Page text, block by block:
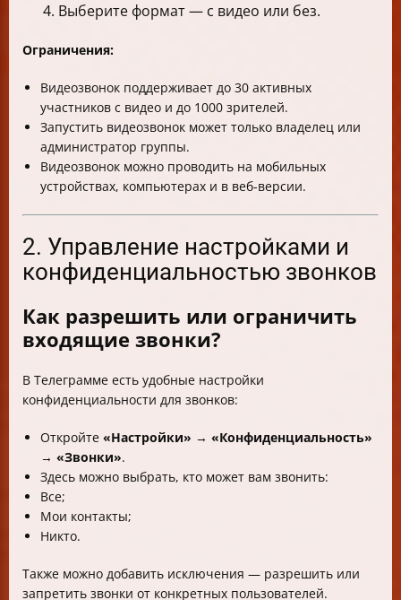
Выберите формат — с видео или без.
Ограничения:
Видеозвонок поддерживает до 30 активных
участников с видео и до 1000 зрителей.
Запустить видеозвонок может только владелец или
администратор группы.
Видеозвонок можно проводить на мобильных
устройствах, компьютерах и в веб-версии.
2. Управление настройками и
конфиденциальностью звонков
Как разрешить или ограничить
входящие звонки?
В Телеграмме есть удобные настройки
конфиденциальности для звонков:
Откройте «Настройки» → «Конфиденциальность»
→ «Звонки».
Здесь можно выбрать, кто может вам звонить:
Все;
Мои контакты;
Никто.
Также можно добавить исключения — разрешить или
запретить звонки от конкретных пользователей.